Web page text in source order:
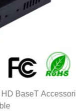
BaseT Accessori